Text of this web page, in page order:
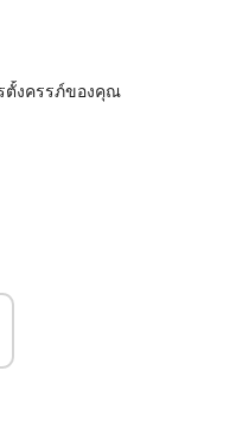
ตั้งครรภ์ของคุณ